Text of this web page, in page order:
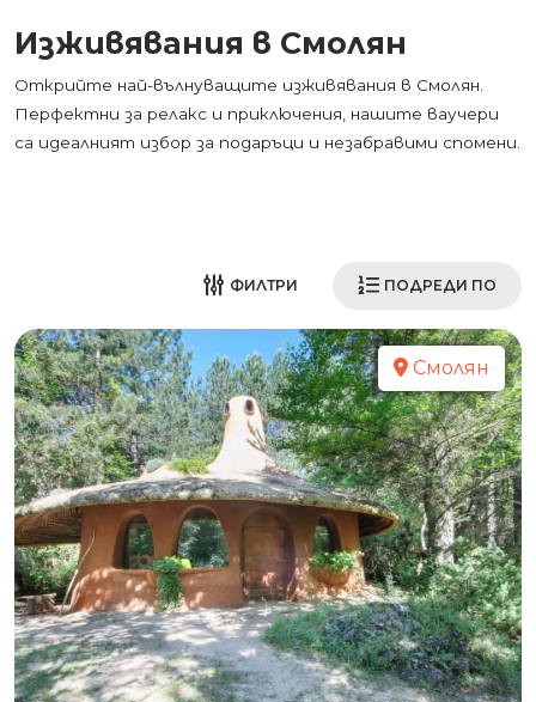
Изживявания в Смолян
Открийте най-вълнуващите изживявания в Смолян.
Перфектни за релакс и приключения, нашите ваучери
са идеалният избор за подаръци и незабравими спомени.
ФИЛТРИ ПОДРЕДИ ПО
Смолян